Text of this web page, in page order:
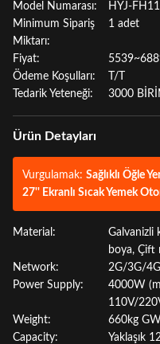
Model Numarası:
HYJ-
Minimum Sipariş
Miktarı:
1 adet
Fiyat:
Ödeme Koşulları:
T/T
Tedarik Yeteneği:
3000
Ürün Detayları
Vurgulamak: Sağlıklı Öğle
27'' Ekranlı Sıcak Yemek
Material:
Galvanizli
boya, Çift
Network:
2G/3G/
Power Supply:
4000W
110V/
Weight:
660kg
Capacity:
Yaklaşık